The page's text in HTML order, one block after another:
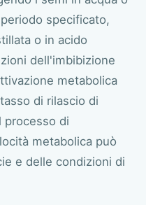
specificato,
o in acido
dell'imbibizione
metabolica
di rilascio di
processo di
metabolica può
e delle condizioni di